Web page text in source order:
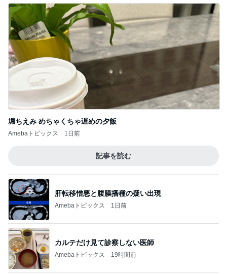
堀ちえみ めちゃくちゃ遅めの夕飯
Amebaトピックス 1日前
記事を読む
肝転移憎悪と腹膜播種の疑い出現
Amebaトピックス 1日前
カルテだけ見て診察しない医師
Amebaトピックス 19時間前